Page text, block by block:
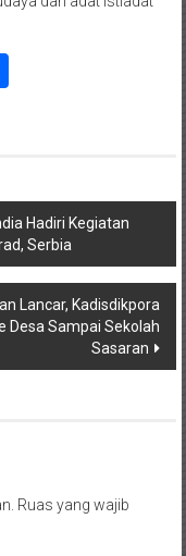
Share
Hadiri Kegiatan
Serbia
Lancar, Kadisdikpora
Desa Sampai Sekolah
Sasaran
Ruas yang wajib